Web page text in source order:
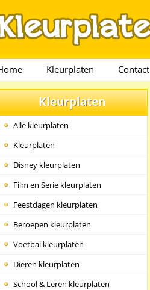
Kleurplaten Contact
Kleurplaten
Alle kleurplaten
Kleurplaten
Disney kleurplaten
Film en Serie kleurplaten
Feestdagen kleurplaten
Beroepen kleurplaten
Voetbal kleurplaten
Dieren kleurplaten
School & Leren kleurplaten